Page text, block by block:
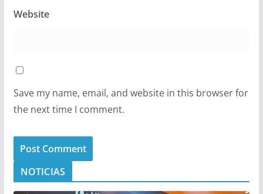
Website
Save my name, email, and website in this browser for
the next time I comment.
NOTICIAS